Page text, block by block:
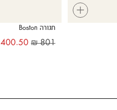
+
חגורה Boston
₪801
400.50